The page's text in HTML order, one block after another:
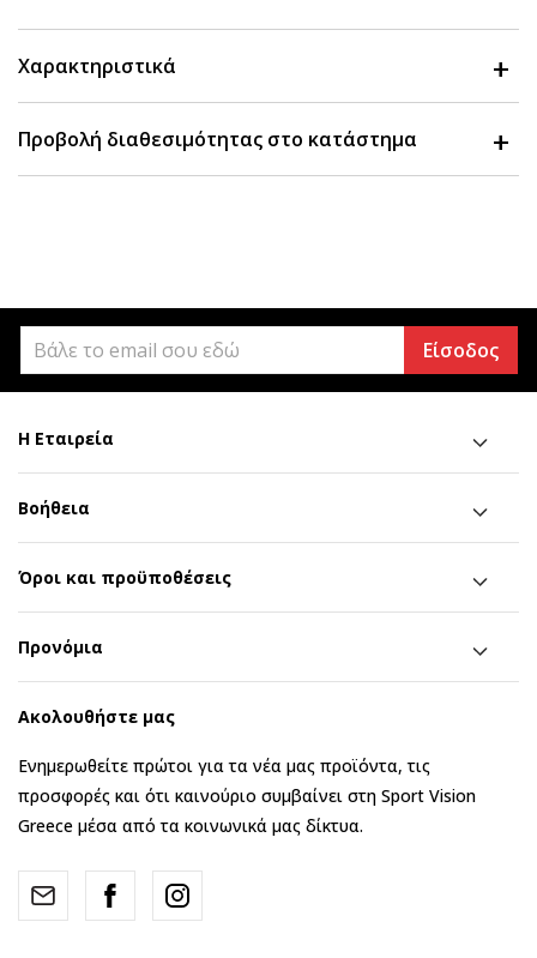
Χαρακτηριστικά
Προβολή διαθεσιμότητας στο κατάστημα
Είσοδος
Η Εταιρεία
Βοήθεια
Όροι και προϋποθέσεις
Προνόμια
Ακολουθήστε μας
Ενημερωθείτε πρώτοι για τα νέα μας προϊόντα, τις
προσφορές και ότι καινούριο συμβαίνει στη Sport Vision
Greece μέσα από τα κοινωνικά μας δίκτυα.